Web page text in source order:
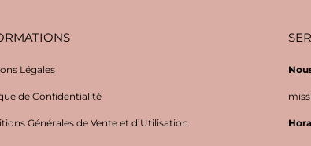
Légales
de Confidentialité
Générales de Vente et d’Utilisation